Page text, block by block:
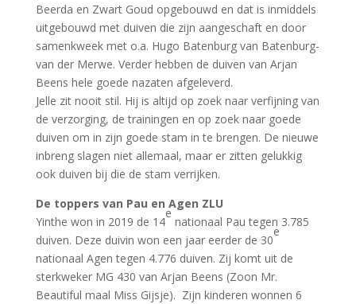
Beerda en Zwart Goud opgebouwd en dat is inmiddels
uitgebouwd met duiven die zijn aangeschaft en door
samenkweek met o.a. Hugo Batenburg van Batenburg-
van der Merwe. Verder hebben de duiven van Arjan
Beens hele goede nazaten afgeleverd.
Jelle zit nooit stil. Hij is altijd op zoek naar verfijning van
de verzorging, de trainingen en op zoek naar goede
duiven om in zijn goede stam in te brengen. De nieuwe
inbreng slagen niet allemaal, maar er zitten gelukkig
ook duiven bij die de stam verrijken.
De toppers van Pau en Agen ZLU
Yinthe won in 2019 de 14
e
nationaal Pau tegen 3.785
duiven. Deze duivin won een jaar eerder de 30
e
nationaal Agen tegen 4.776 duiven. Zij komt uit de
sterkweker MG 430 van Arjan Beens (Zoon Mr.
Beautiful maal Miss Gijsje). Zijn kinderen wonnen 6